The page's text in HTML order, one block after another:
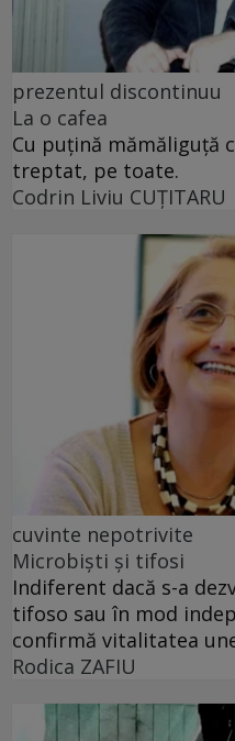
prezentul discontinuu
La o cafea
Cu puţină mămăliguţă
treptat, pe toate.
Codrin Liviu CUŢITARU
cuvinte nepotrivite
Microbiști și tifosi
Indiferent dacă s-a
tifoso sau în mod
confirmă vitalitatea
Rodica ZAFIU